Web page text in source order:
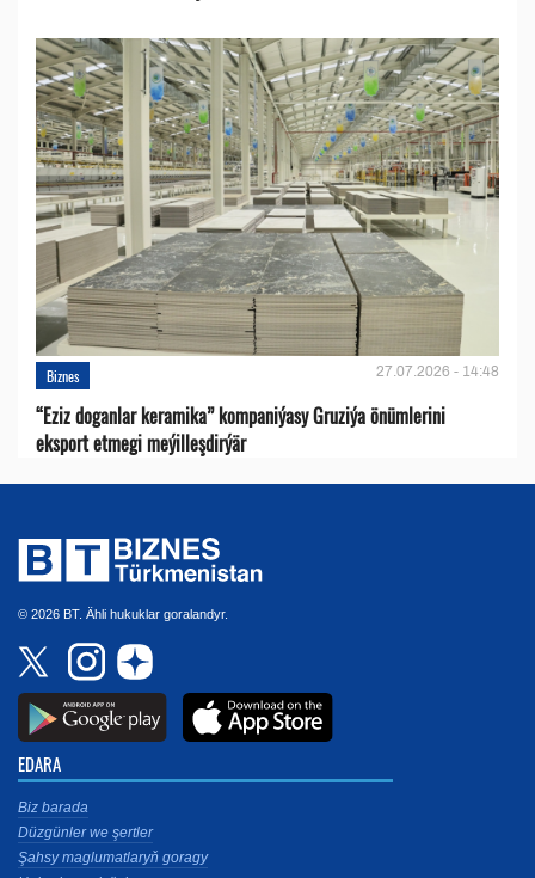
Biznes 27.07.2026 - 14:48
“Eziz doganlar keramika” kompaniýasy Gruziýa önümlerini
eksport etmegi meýilleşdirýär
© 2026 BT. Ähli hukuklar goralandyr.
EDARA
Biz barada
Düzgünler we şertler
Şahsy maglumatlaryň goragy